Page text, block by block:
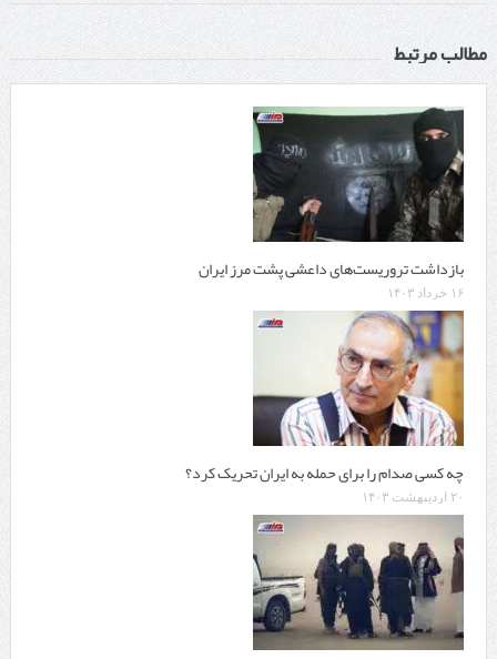
مطالب مرتبط
بازداشت تروریست‌های داعشی پشت مرز ایران
۱۶ خرداد ۱۴۰۳
چه کسی صدام را برای حمله به ایران تحریک کرد؟
۲۰ اردیبهشت ۱۴۰۳